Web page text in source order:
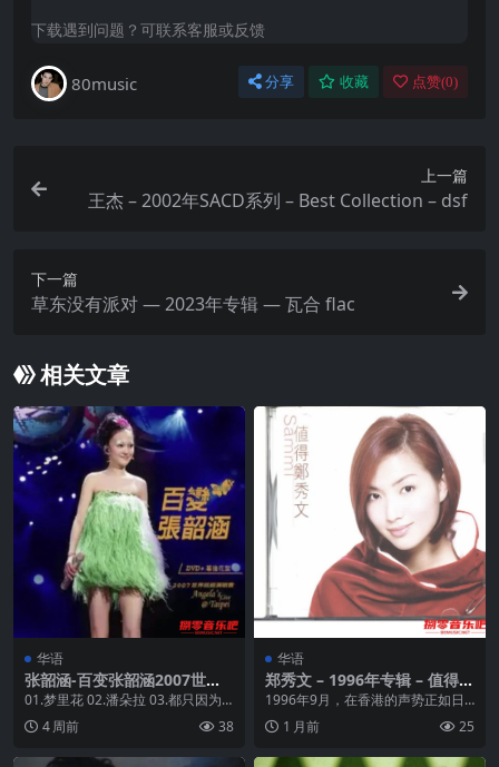
下载遇到问题？可联系客服或反馈
80music 分享 收藏 点赞(0)
上一篇
王杰 – 2002年SACD系列 – Best Collection – dsf
下一篇
草东没有派对 — 2023年专辑 — 瓦合 flac
相关文章
华语
张韶涵-百变张韶涵2007世界
巡回演唱会 Flac
01.梦里花 02.潘朵拉 03.都只因为
你 04.真的+猜不透 05.手心的太...
4 周前 38
华语
郑秀文 – 1996年专辑 – 值得
(台版) Flac
1996年9月，在香港的声势正如日
中天的郑秀文推出了她的第一张国
语专辑《值得》。...
1 月前 25